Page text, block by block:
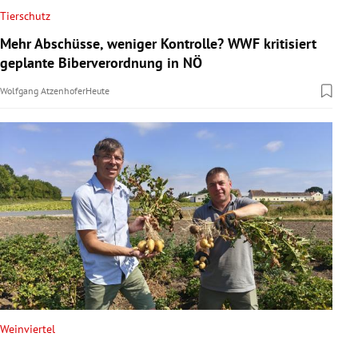
Tierschutz
Mehr Abschüsse, weniger Kontrolle? WWF kritisiert
geplante Biberverordnung in NÖ
Wolfgang AtzenhoferHeute
Weinviertel